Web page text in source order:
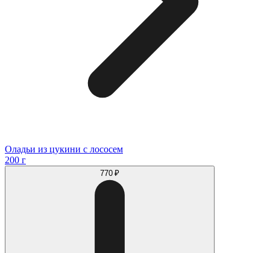
Оладьи из цукини с лососем
200 г
770 ₽